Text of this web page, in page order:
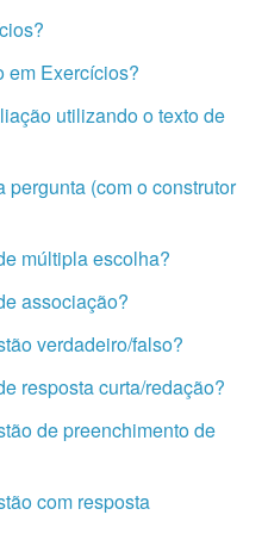
em Exercícios?
utilizando o texto de
(com o construtor
múltipla escolha?
associação?
verdadeiro/falso?
resposta curta/redação?
de preenchimento de
com resposta